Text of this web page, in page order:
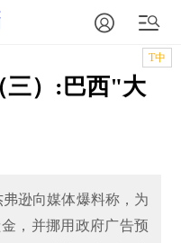
T中
三）:巴西"大
逊向媒体爆料称，为
，并挪用政府广告预